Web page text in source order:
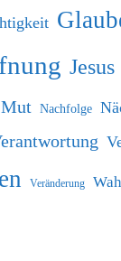
Jesus
Mut Nachfolge
Veränderung